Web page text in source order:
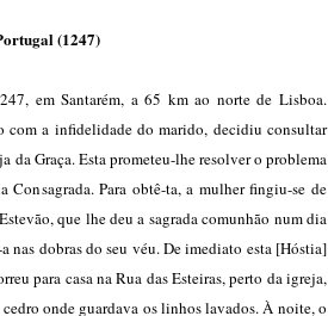
(1247)
em Santarém, a 65 km ao norte de Lisboa.
com a infidelidade do marido, decidiu consultar
da Graça. Esta prometeu-lhe resolver o problema
Consagrada. Para obtê-ta, a mulher fingiu-se de
que lhe deu a sagrada comunhão num dia
nas dobras do seu véu. De imediato esta [Hóstia]
para casa na Rua das Esteiras, perto da igreja,
onde guardava os linhos lavados. À noite, o